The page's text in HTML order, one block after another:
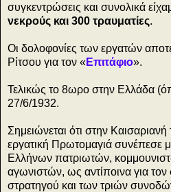
συγκεντρώσεις και συνολικά
νεκρούς και 300 τραυματίες.
Οι δολοφονίες των εργατών
Ρίτσου για τον «Επιτάφιο».
Τελικώς το 8ωρο στην Ελλάδα
27/6/1932.
Σημειώνεται ότι στην Καισαριανή
εργατική Πρωτομαγιά συνέπεσε
Ελλήνων πατριωτών,
αγωνιστών, ως αντίποινα για
στρατηγού και των τριών